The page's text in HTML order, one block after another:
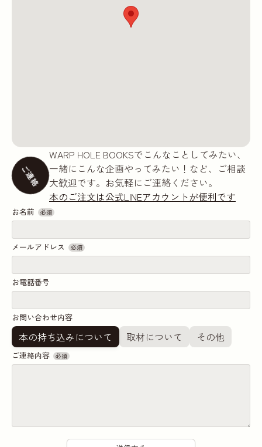
ご連絡
WARP HOLE BOOKSでこんなことしてみたい、
一緒にこんな企画やってみたい！など、ご相談
大歓迎です。お気軽にご連絡ください。
本のご注文は公式LINEアカウントが便利です
お名前 必須
メールアドレス 必須
お電話番号
お問い合わせ内容
本の持ち込みについて 取材について その他
ご連絡内容 必須